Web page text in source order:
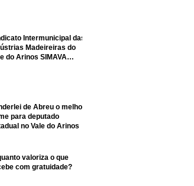
o Ex-prefeito de Juara, sobre o
Intermunicipal das
Madeireiras do
Arinos SIMAVA
de Abreu o melhor
para deputado
no Vale do Arinos
valoriza o que
com gratuidade?